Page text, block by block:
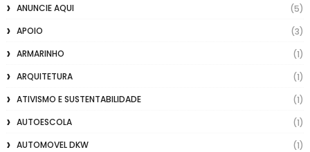
ANUNCIE AQUI
(5)
APOIO
(3)
ARMARINHO
(1)
ARQUITETURA
(1)
ATIVISMO E SUSTENTABILIDADE
(1)
AUTOESCOLA
(1)
AUTOMOVEL DKW
(1)